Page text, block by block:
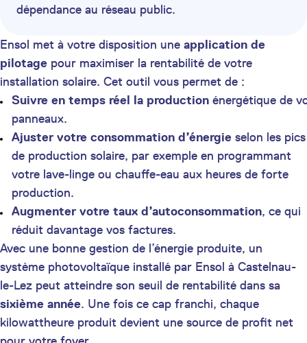
dépendance au réseau public.
Ensol met à votre disposition une application de
pilotage pour maximiser la rentabilité de votre
installation solaire. Cet outil vous permet de :
Suivre en temps réel la production énergétique de
panneaux.
Ajuster votre consommation d’énergie selon les pics
de production solaire, par exemple en programmant
votre lave-linge ou chauffe-eau aux heures de forte
production.
Augmenter votre taux d’autoconsommation, ce qui
réduit davantage vos factures.
Avec une bonne gestion de l’énergie produite, un
système photovoltaïque installé par Ensol à Castelnau-
le-Lez peut atteindre son seuil de rentabilité dans sa
sixième année. Une fois ce cap franchi, chaque
kilowattheure produit devient une source de profit net